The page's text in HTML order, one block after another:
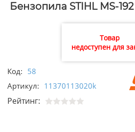
Бензопила STIHL MS-
Товар
недоступен для
Код: 58
Артикул: 11370113020k
Рейтинг: